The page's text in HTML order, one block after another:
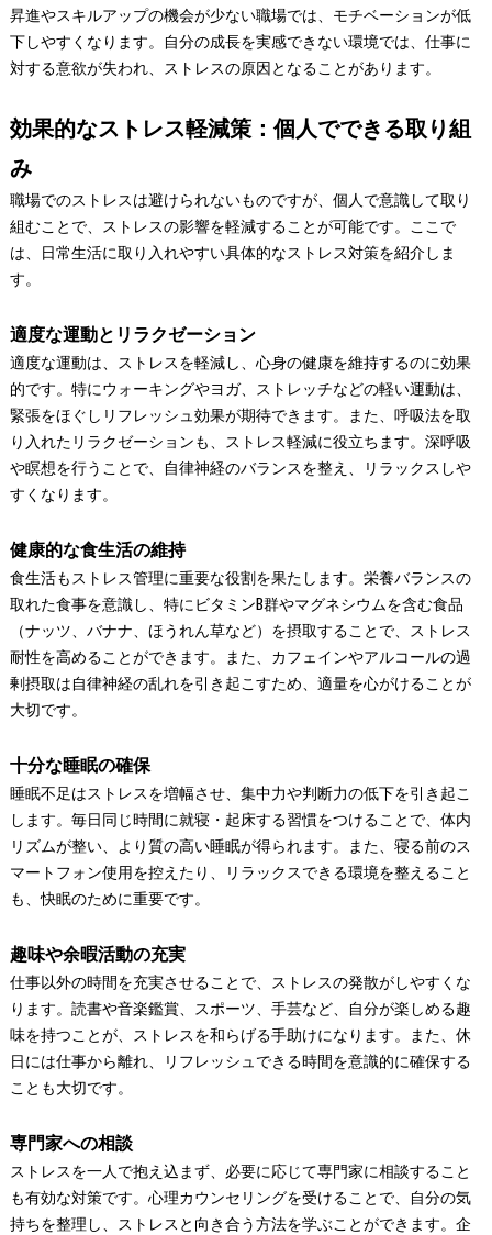
昇進やスキルアップの機会が少ない職場では、モチベーションが低
下しやすくなります。自分の成長を実感できない環境では、仕事に
対する意欲が失われ、ストレスの原因となることがあります。
効果的なストレス軽減策：個人でできる取り組
み
職場でのストレスは避けられないものですが、個人で意識して取り
組むことで、ストレスの影響を軽減することが可能です。ここで
は、日常生活に取り入れやすい具体的なストレス対策を紹介しま
す。
適度な運動とリラクゼーション
適度な運動は、ストレスを軽減し、心身の健康を維持するのに効果
的です。特にウォーキングやヨガ、ストレッチなどの軽い運動は、
緊張をほぐしリフレッシュ効果が期待できます。また、呼吸法を取
り入れたリラクゼーションも、ストレス軽減に役立ちます。深呼吸
や瞑想を行うことで、自律神経のバランスを整え、リラックスしや
すくなります。
健康的な食生活の維持
食生活もストレス管理に重要な役割を果たします。栄養バランスの
取れた食事を意識し、特にビタミンB群やマグネシウムを含む食品
（ナッツ、バナナ、ほうれん草など）を摂取することで、ストレス
耐性を高めることができます。また、カフェインやアルコールの過
剰摂取は自律神経の乱れを引き起こすため、適量を心がけることが
大切です。
十分な睡眠の確保
睡眠不足はストレスを増幅させ、集中力や判断力の低下を引き起こ
します。毎日同じ時間に就寝・起床する習慣をつけることで、体内
リズムが整い、より質の高い睡眠が得られます。また、寝る前のス
マートフォン使用を控えたり、リラックスできる環境を整えること
も、快眠のために重要です。
趣味や余暇活動の充実
仕事以外の時間を充実させることで、ストレスの発散がしやすくな
ります。読書や音楽鑑賞、スポーツ、手芸など、自分が楽しめる趣
味を持つことが、ストレスを和らげる手助けになります。また、休
日には仕事から離れ、リフレッシュできる時間を意識的に確保する
ことも大切です。
専門家への相談
ストレスを一人で抱え込まず、必要に応じて専門家に相談すること
も有効な対策です。心理カウンセリングを受けることで、自分の気
持ちを整理し、ストレスと向き合う方法を学ぶことができます。企